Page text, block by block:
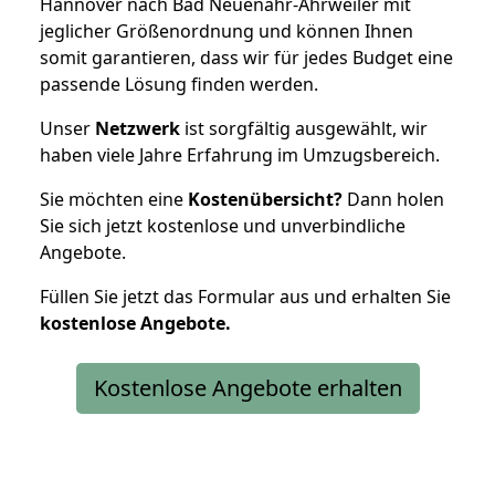
jeglicher Größenordnung und können Ihnen
somit garantieren, dass wir für jedes Budget eine
passende Lösung finden werden.
Unser Netzwerk ist sorgfältig ausgewählt, wir
haben viele Jahre Erfahrung im Umzugsbereich.
Sie möchten eine Kostenübersicht? Dann holen
Sie sich jetzt kostenlose und unverbindliche
Angebote.
Füllen Sie jetzt das Formular aus und erhalten Sie
kostenloseAngebote.
Kostenlose Angebote erhalten